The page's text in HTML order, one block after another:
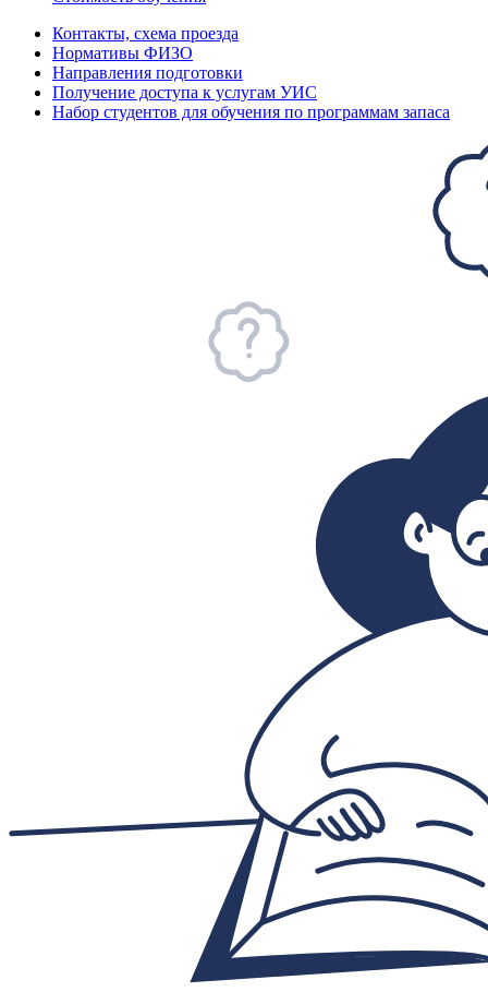
Контакты, схема проезда
Нормативы ФИЗО
Направления подготовки
Получение доступа к услугам УИС
Набор студентов для обучения по программам запаса